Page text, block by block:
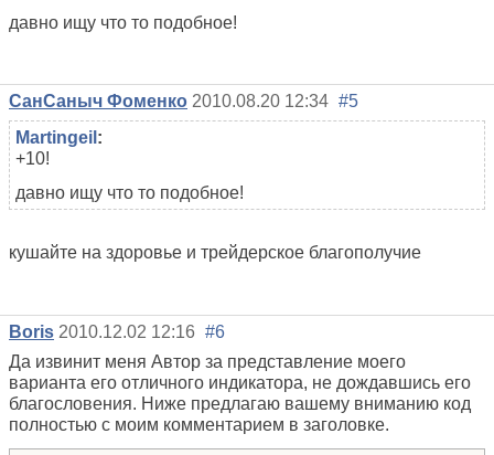
давно ищу что то подобное!
СанСаныч Фоменко 2010.08.20 12:34 #5
Martingeil :
+10!
давно ищу что то подобное!
кушайте на здоровье и трейдерское благополучие
Boris 2010.12.02 12:16 #6
Да извинит меня Автор за представление моего
варианта его отличного индикатора, не дождавшись его
благословения. Ниже предлагаю вашему вниманию код
полностью с моим комментарием в заголовке.